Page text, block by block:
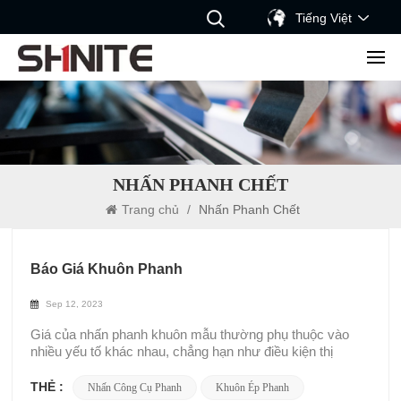
Tiếng Việt
NHẤN PHANH CHẾT
Trang chủ / Nhấn Phanh Chết
Báo Giá Khuôn Phanh
Sep 12, 2023
Giá của nhấn phanh khuôn mẫu thường phụ thuộc vào
nhiều yếu tố khác nhau, chẳng hạn như điều kiện thị
của nhà sản xuất.Các nhấn phanh Nhà sản xuất khuôn sẽ
THẺ : Nhấn Công Cụ Phanh Khuôn Ép Phanh